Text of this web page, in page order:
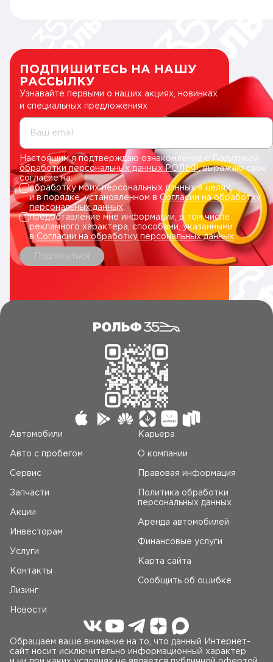
ПОДПИШИТЕСЬ НА НАШУ
РАССЫЛКУ
Узнавайте первыми о наших акциях, новинках
и специальных предложениях
Ваш email
Настоящим я подтверждаю ознакомление сПолитикой
обработки персональных данных РОЛЬФ, выражаю свое
согласие на:
обработку моих персональных данных в целях
и в порядке, установленном в Согласии на обработку
персональных данных.
предоставление мне информации, в том числе
рекламного характера, способами, указанными
в Согласии на обработку персональных данных
Подписаться
Автомобили
Авто c пробегом
Сервис
Запчасти
Акции
Инвесторам
Услуги
Контакты
Лизинг
Новости
Карьера
О компании
Правовая информация
Политика обработки
персональных данных
Аренда автомобилей
Финансовые услуги
Карта сайта
Сообщить об ошибке
Обращаем ваше внимание на то, что данный Интернет-
сайт носит исключительно информационный характер